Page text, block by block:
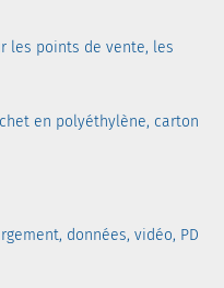
les points de vente, les
en polyéthylène, carton
données, vidéo, PD